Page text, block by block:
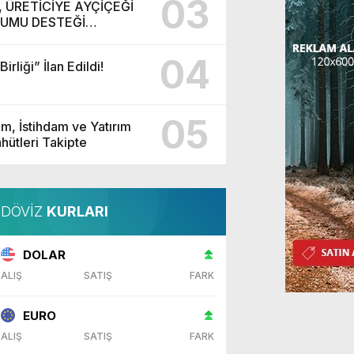
BİZ BİZE YETERİZ
2025 - 12:51
ÜRETİCİYE AYÇİÇEĞİ
DESTEĞİ
03
İlan Edildi! 04
İstihdam ve Yatırım
Takipte
05
DÖVİZ KURLARI
DOLAR
ALIŞ SATIŞ FARK
EURO
ALIŞ SATIŞ FARK